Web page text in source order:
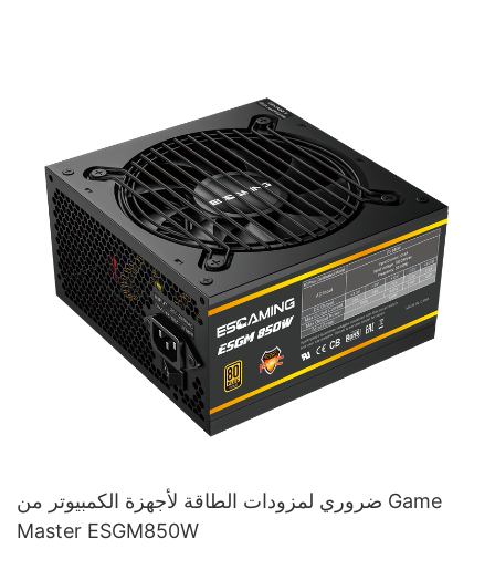
ضروري لمزودات الطاقة لأجهزة الكمبيوتر من Game
Master ESGM850W